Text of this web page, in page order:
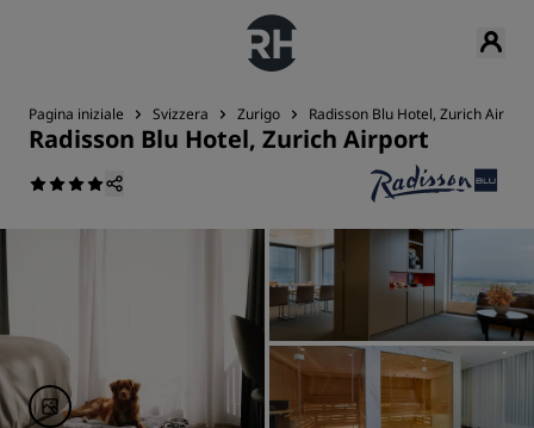
Pagina iniziale Svizzera Zurigo Radisson Blu Hotel, Zurich Airport
Radisson Blu Hotel, Zurich Airport